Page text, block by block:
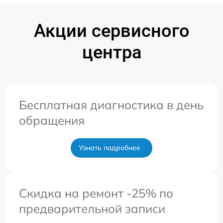
Акции сервисного
центра
Бесплатная диагностика в день
обращения
Узнать подробнее
Скидка на ремонт -25% по
предварительной записи